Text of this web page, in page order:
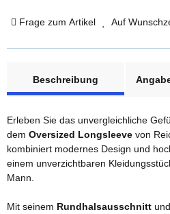
Frage zum Artikel Auf
Beschreibung
Erleben Sie das unvergleichliche
dem Oversized Longsleeve von
kombiniert modernes Design und
einem unverzichtbaren
Mann.
Mit seinem Rundhalsausschnitt